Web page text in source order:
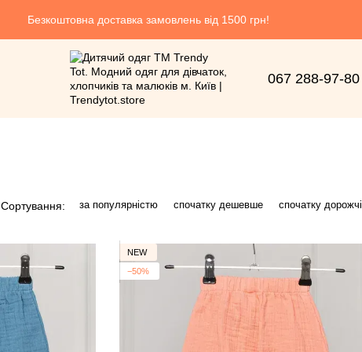
Безкоштовна доставка замовлень від 1500 грн!
067 288-97-80
Сортування: за популярністю спочатку дешевше спочатку дорожчі
NEW
−50%